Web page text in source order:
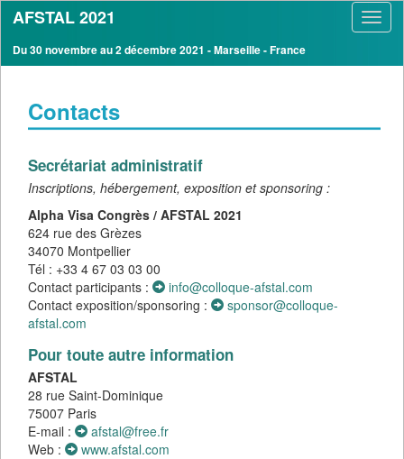
AFSTAL 2021
Du 30 novembre au 2 décembre 2021 - Marseille - France
Contacts
Secrétariat administratif
Inscriptions, hébergement, exposition et sponsoring :
Alpha Visa Congrès / AFSTAL 2021
624 rue des Grèzes
34070 Montpellier
Tél : +33 4 67 03 03 00
Contact participants :
info@colloque-afstal.com
Contact exposition/sponsoring :
sponsor@colloque-
afstal.com
Pour toute autre information
AFSTAL
28 rue Saint-Dominique
75007 Paris
E-mail :
afstal@free.fr
Web :
www.afstal.com